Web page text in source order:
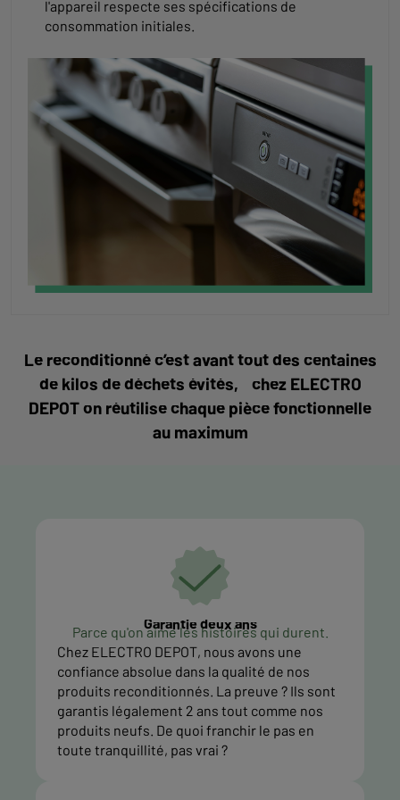
l'appareil respecte ses spécifications de
consommation initiales.
Le reconditionné c’est avant tout des centaines
de kilos de déchets évités, chez ELECTRO
DEPOT on réutilise chaque pièce fonctionnelle
au maximum
Garantie deux ans
Parce qu'on aime les histoires qui durent.
Chez ELECTRO DEPOT, nous avons une
confiance absolue dans la qualité de nos
produits reconditionnés. La preuve ? Ils sont
garantis légalement 2 ans tout comme nos
produits neufs. De quoi franchir le pas en
toute tranquillité, pas vrai ?